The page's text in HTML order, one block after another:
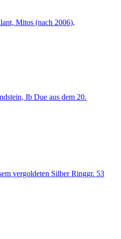
Mitos (nach 2006),
Ib Due aus dem 20.
vergoldeten Silber Ringgr. 53